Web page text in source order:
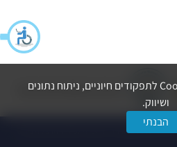
הצהרת נגישותמדיניות פרטיות
© כל הזכויות שמורות ל-החברה לפיתוח הרצליה בע״מ
אנו משתמשים בקובצי Cookie לתפקודים חיוניים, ניתוח נתונים
ושיווק.
הבנתי